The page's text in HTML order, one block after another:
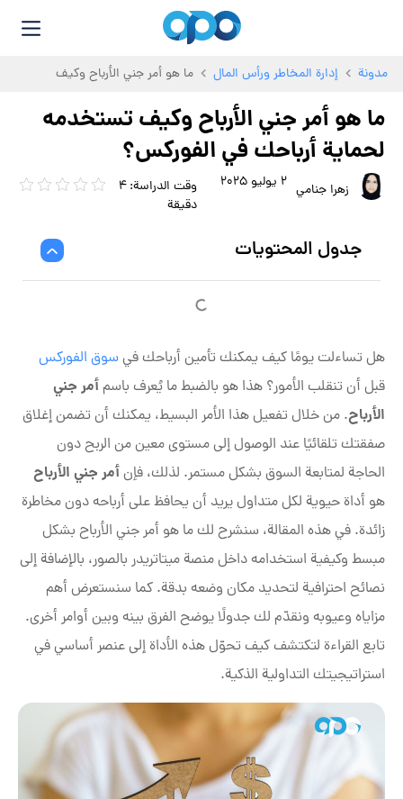
مدونة إدارة المخاطر ورأس المال
ما هو أمر جني الأرباح وكيف
ما هو أمر جني الأرباح وكيف تستخدمه
لحماية أرباحك في الفوركس؟
زهرا جنامي 2 يوليو 2025
جدول المحتويات
هل تساءلت يومًا كيف يمكنك تأمين أرباحك فيسوق الفوركس
قبل أن تنقلب الأمور؟ هذا هو بالضبط ما يُعرف باسمأمر جني
الأرباح. من خلال تفعيل هذا الأمر البسيط، يمكنك أن تضمن إغلاق
صفقتك تلقائيًا عند الوصول إلى مستوى معين من الربح دون
الحاجة لمتابعة السوق بشكل مستمر. لذلك، فإنأمر جني الأرباح
هو أداة حيوية لكل متداول يريد أن يحافظ على أرباحه دون مخاطرة
زائدة. في هذه المقالة، سنشرح لك ما هو أمر جني الأرباح بشكل
مبسط وكيفية استخدامه داخل منصة ميتاتريدر بالصور، بالإضافة إلى
نصائح احترافية لتحديد مكان وضعه بدقة. كما سنستعرض أهم
مزاياه وعيوبه ونقدّم لك جدولًا يوضح الفرق بينه وبين أوامر أخرى.
تابع القراءة لتكتشف كيف تحوّل هذه الأداة إلى عنصر أساسي في
استراتيجيتك التداولية الذكية.